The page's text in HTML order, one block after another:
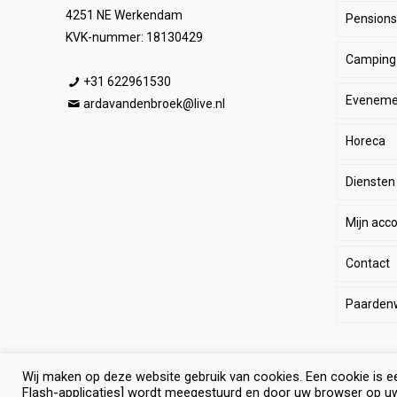
4251 NE Werkendam
KVK-nummer: 18130429
+31 622961530
ardavandenbroek@live.nl
Paard
Ruiter
Stal
SALE
Camping
Horeca
Diensten
Mijn
Contact
© Selevia Hoeve. Alle rechten voorbehouden. |Website
Wij maken op deze website gebruik van cookies. Een cookie is
Flash-applicaties] wordt meegestuurd en door uw browser op